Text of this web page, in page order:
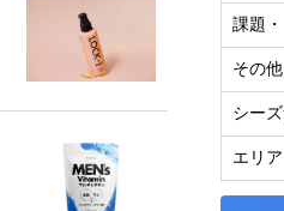
課題
その
シー
エリア